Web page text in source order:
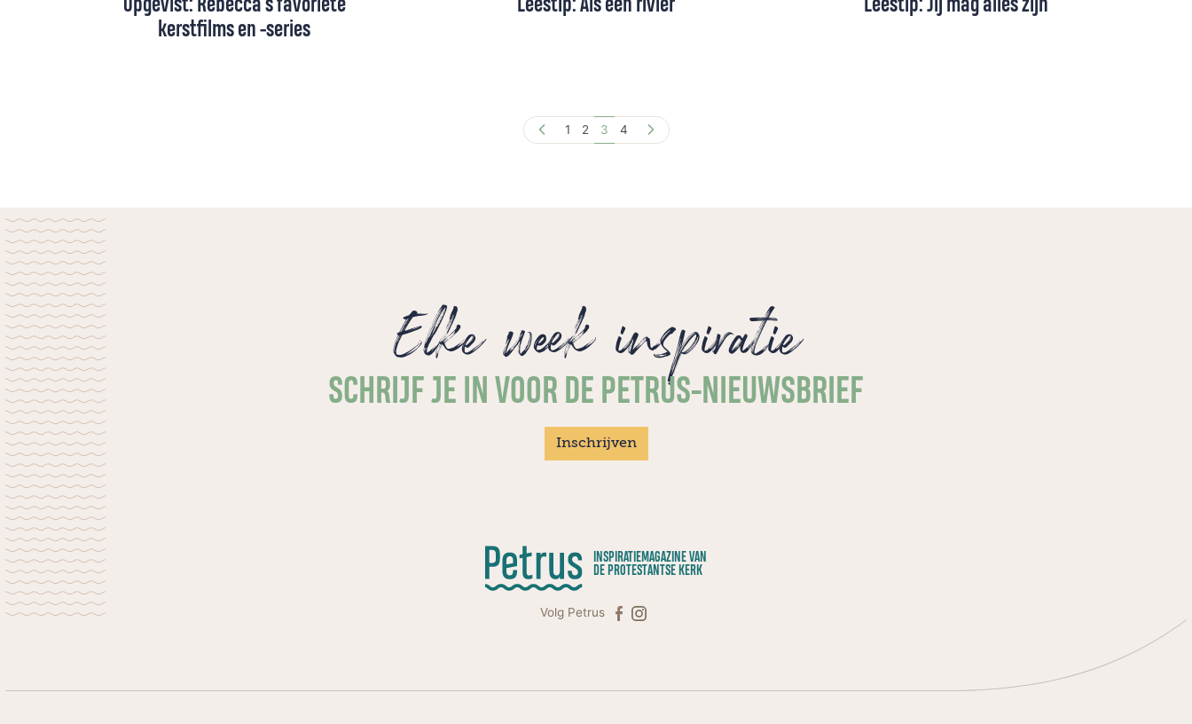
kerstfilms en -series
waarin van alles wat te vinden is, voor de
leg een dekentje om je schouders en gun
laat haar met nieuwe ogen naar de
wereld kijken.
1 2 3 4
Elke week inspiratie
SCHRIJF JE IN VOOR DE PETRUS-NIEUWSBRIEF
Inschrijven
INSPIRATIEMAGAZINE VAN
DE PROTESTANTSE KERK
Volg Petrus